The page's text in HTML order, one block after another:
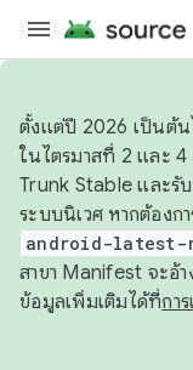
ตั้งแต่ปี 2026 เป็นต้น
ในไตรมาสที่ 2 และ
Trunk Stable และรั
ระบบนิเวศ หากต้องก
android-latest-
สาขา Manifest จะอ้
ข้อมูลเพิ่มเติมได้ที่กา